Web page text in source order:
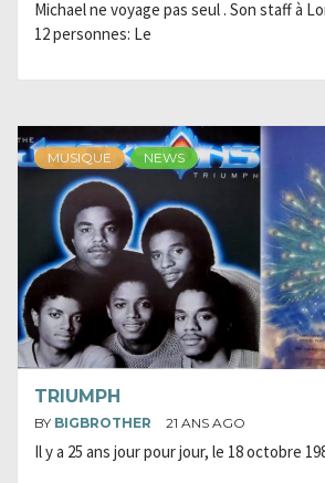
Michael ne voyage pas seul . Son staff à
12 personnes: Le
MUSIQUE NEWS
TRIUMPH
BY BIGBROTHER 21 ANS AGO
Il y a 25 ans jour pour jour, le 18 octobre